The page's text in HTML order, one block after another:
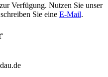
Verfügung. Nutzen Sie unser
Sie eine E-Mail.